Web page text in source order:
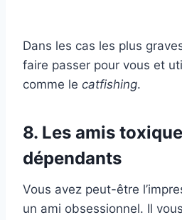
Dans les cas les plus
faire passer pour vous et
comme le catfishing.
8. Les amis
dépendants
Vous avez peut-être
un ami obsessionnel. Il